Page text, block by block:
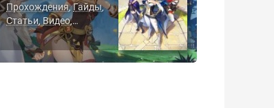
Прохождения,Гайды,
Статьи, Видео,
Скриншоты